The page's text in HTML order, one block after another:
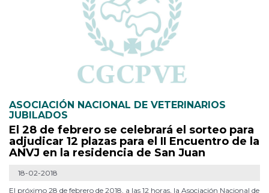
ASOCIACIÓN NACIONAL DE VETERINARIOS
JUBILADOS
El 28 de febrero se celebrará el sorteo para
adjudicar 12 plazas para el II Encuentro de la
ANVJ en la residencia de San Juan
18-02-2018
El próximo 28 de febrero de 2018, a las 12 horas, la Asociación Nacional de